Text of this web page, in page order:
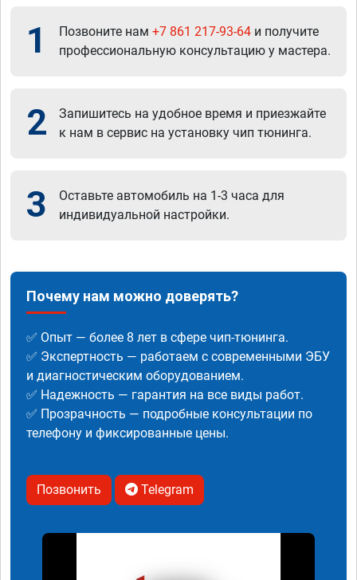
1 Позвоните нам +7 861 217-93-64 и получите
профессиональную консультацию у мастера.
2
Запишитесь на удобное время и приезжайте
к нам в сервис на установку чип тюнинга.
3
Оставьте автомобиль на 1-3 часа для
индивидуальной настройки.
Почему нам можно доверять?
✅ Опыт — более 8 лет в сфере чип-тюнинга.
✅ Экспертность — работаем с современными ЭБУ
и диагностическим оборудованием.
✅ Надежность — гарантия на все виды работ.
✅ Прозрачность — подробные консультации по
телефону и фиксированные цены.
Позвонить Telegram